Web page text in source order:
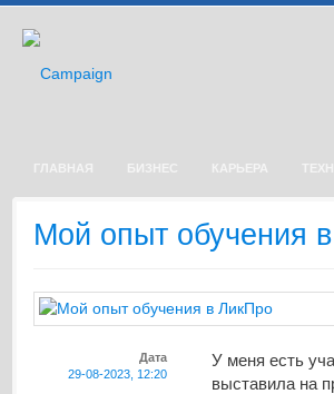
ГЛАВНАЯ БИЗНЕС КАРЬЕРА
Мой опыт обучения
Дата
29-08-2023, 12:20
У меня есть
выставила на